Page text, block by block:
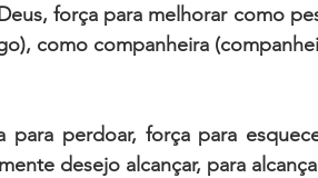
força para melhorar como
como companheira
para perdoar, força para
desejo alcançar, para